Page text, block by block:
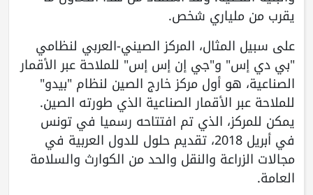
يقرب من ملياري شخص.
على سبيل المثال، المركز الصيني-العربي لنظامي
"بي دي إس" و"جي إن إس إس" للملاحة عبر الأقمار
الصناعية، هو أول مركز خارج الصين لنظام "بيدو"
للملاحة عبر الأقمار الصناعية الذي طورته الصين.
يمكن للمركز، الذي تم افتتاحه رسميا في تونس
في أبريل 2018، تقديم حلول للدول العربية في
مجالات الزراعة والنقل والحد من الكوارث والسلامة
العامة.